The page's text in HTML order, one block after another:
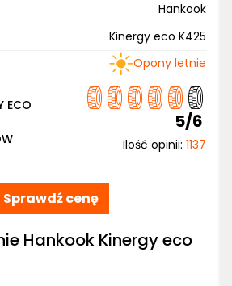
Hankook
Kinergy eco K425
Opony letnie
ECO
5/6
Ilość opinii: 1137
Sprawdź cenę
Hankook Kinergy eco